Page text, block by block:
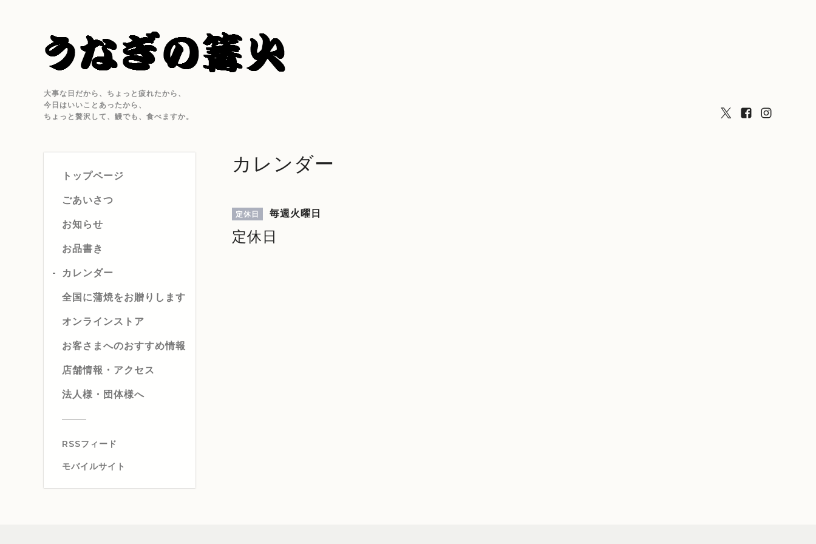
大事な日だから、ちょっと疲れたから、
今日はいいことあったから、
ちょっと贅沢して、鰻でも、食べますか。
トップページ
ごあいさつ
お知らせ
お品書き
カレンダー
全国に蒲焼をお贈りします
オンラインストア
お客さまへのおすすめ情報
店舗情報・アクセス
法人様・団体様へ
RSSフィード
モバイルサイト
カレンダー
定休日 毎週火曜日
定休日